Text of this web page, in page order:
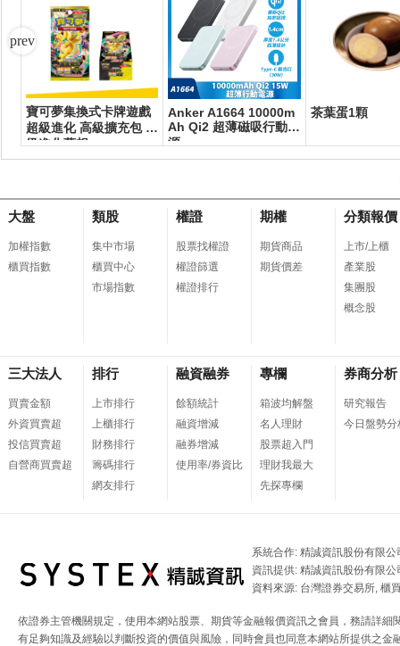
寶可夢集換式卡牌遊戲
超級進化 高級擴充包 超
級進化夢想ex
Anker A1664 10000m
Ah Qi2 超薄磁吸行動電
源
茶葉蛋1顆
大盤
加權指數
櫃買指數
類股
集中市場
櫃買中心
市場指數
權證
股票找權證
權證篩選
權證排行
期權
期貨商品
期貨價差
分類報價
上市/上櫃
產業股
集團股
概念股
三大法人
買賣金額
外資買賣超
投信買賣超
自營商買賣超
排行
上市排行
上櫃排行
財務排行
籌碼排行
網友排行
融資融券
餘額統計
融資增減
融券增減
使用率/券資比
專欄
箱波均解盤
名人理財
股票超入門
理財我最大
先探專欄
券商分析
研究報告
今日盤勢分
系統合作: 精誠資訊股份有限公
資訊提供: 精誠資訊股份有限公
資料來源: 台灣證券交易所, 櫃
依證券主管機關規定，使用本網站股票、期貨等金融報價資訊之會員，務請詳細
有足夠知識及經驗以判斷投資的價值與風險，同時會員也同意本網站所提供之